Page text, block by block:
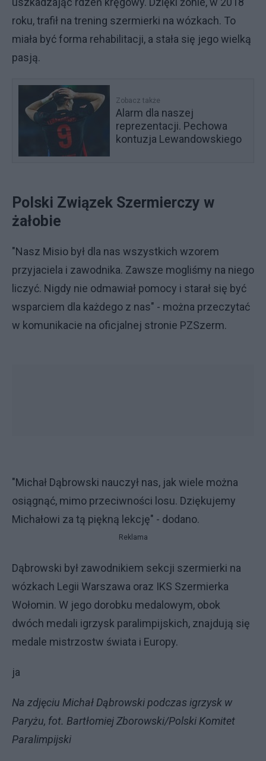
roku, trafił na trening szermierki na wózkach. To
miała być forma rehabilitacji, a stała się jego wielką
pasją.
Zobacz także
Alarm dla naszej
reprezentacji. Pechowa
kontuzja Lewandowskiego
Polski Związek Szermierczy w
żałobie
"Nasz Misio był dla nas wszystkich wzorem
przyjaciela i zawodnika. Zawsze mogliśmy na niego
liczyć. Nigdy nie odmawiał pomocy i starał się być
wsparciem dla każdego z nas" - można przeczytać
w komunikacie na oficjalnej stronie PZSzerm.
"Michał Dąbrowski nauczył nas, jak wiele można
osiągnąć, mimo przeciwności losu. Dziękujemy
Michałowi za tą piękną lekcję" - dodano.
Reklama
Dąbrowski był zawodnikiem sekcji szermierki na
wózkach Legii Warszawa oraz IKS Szermierka
Wołomin. W jego dorobku medalowym, obok
dwóch medali igrzysk paralimpijskich, znajdują się
medale mistrzostw świata i Europy.
ja
Na zdjęciu Michał Dąbrowski podczas igrzysk w
Paryżu, fot. Bartłomiej Zborowski/Polski Komitet
Paralimpijski